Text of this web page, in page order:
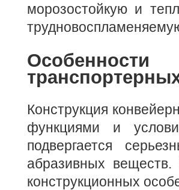
морозостойкую и
Конструкция
функциями и
подвергается
абразивных
конструкционных